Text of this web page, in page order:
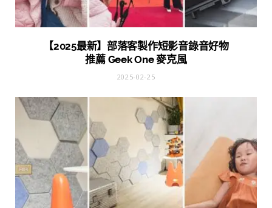
【2025最新】部落客製作短影音錄音好物
推薦 Geek One 麥克風
2025-02-25